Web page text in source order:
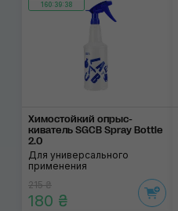
160:39:38
Химостойкий опрыс­
киватель SGCB Spray Bottle
2.0
Для универсального
применения
215 ₴
180 ₴